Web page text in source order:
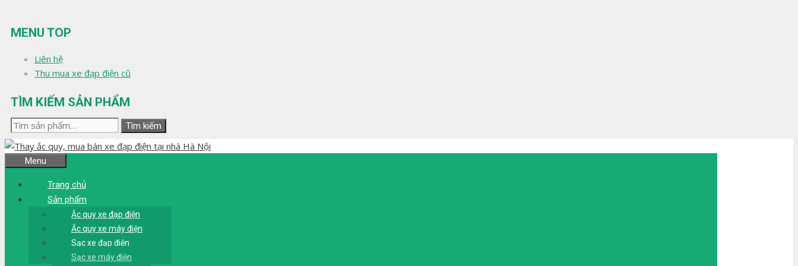
đến
nội
MENU TOP
Liên hệ
Thu mua xe đạp điện cũ
TÌM KIẾM SẢN PHẨM
Tìm
kiếm:
Tìm kiếm
Menu
Trang chủ
Sản phẩm
Ắc quy xe đạp điện
Ắc quy xe máy điện
Sạc xe đạp điện
Sạc xe máy điện